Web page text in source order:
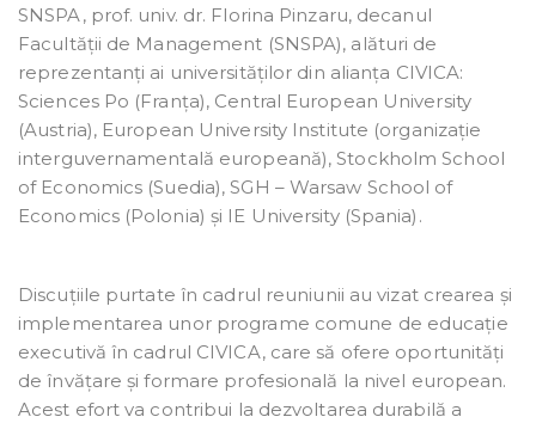
SNSPA, prof. univ. dr. Florina Pinzaru, decanul
Facultății de Management (SNSPA), alături de
reprezentanți ai universităților din alianța CIVICA:
Sciences Po (Franța), Central European University
(Austria), European University Institute (organizație
interguvernamentală europeană), Stockholm School
of Economics (Suedia), SGH – Warsaw School of
Economics (Polonia) și IE University (Spania).
Discuțiile purtate în cadrul reuniunii au vizat crearea și
implementarea unor programe comune de educație
executivă în cadrul CIVICA, care să ofere oportunități
de învățare și formare profesională la nivel european.
Acest efort va contribui la dezvoltarea durabilă a